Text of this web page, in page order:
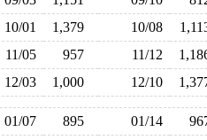
10/01 1,379 10/08
11/05 957 11/12
12/03 1,000 12/10
01/07 895 01/14